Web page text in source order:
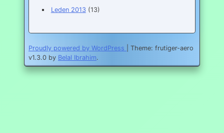
Leden 2013(13)
Proudly powered by WordPress
Theme: frutiger-aero
v1.3.0 by Belal Ibrahim.